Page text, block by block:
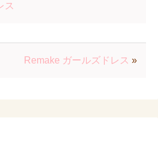
ス
Remake ガールズドレス »